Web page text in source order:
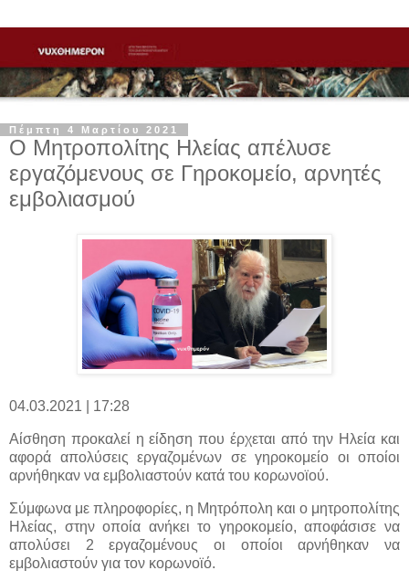
Πέμπτη 4 Μαρτίου 2021
Ο Μητροπολίτης Ηλείας απέλυσε
εργαζόμενους σε Γηροκομείο, αρνητές
εμβολιασμού
04.03.2021 | 17:28
Αίσθηση προκαλεί η είδηση που έρχεται από την Ηλεία και
αφορά απολύσεις εργαζομένων σε γηροκομείο οι οποίοι
αρνήθηκαν να εμβολιαστούν κατά του κορωνοϊού.
Σύμφωνα με πληροφορίες, η Μητρόπολη και ο μητροπολίτης
Ηλείας, στην οποία ανήκει το γηροκομείο, αποφάσισε να
απολύσει 2 εργαζομένους οι οποίοι αρνήθηκαν να
εμβολιαστούν για τον κορωνοϊό.